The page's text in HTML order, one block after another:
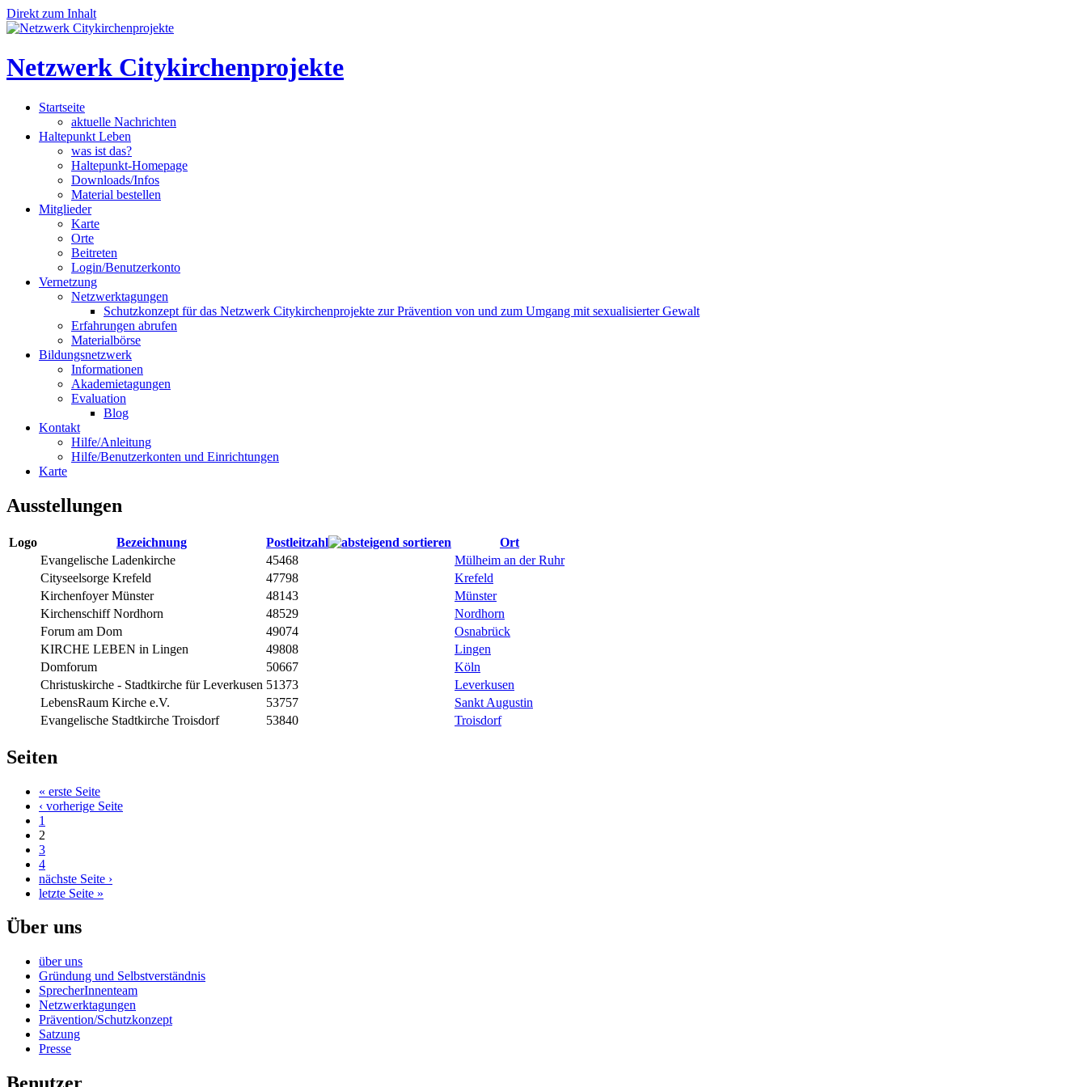
Direkt zum Inhalt
Netzwerk Citykirchenprojekte
Startseite
aktuelle Nachrichten
Haltepunkt Leben
was ist das?
Haltepunkt-Homepage
Downloads/Infos
Material bestellen
Mitglieder
Karte
Orte
Beitreten
Login/Benutzerkonto
Vernetzung
Netzwerktagungen
Schutzkonzept für das Netzwerk Citykirchenprojekte zur Prävention von und zum Umgang mit sexualisierter Gewalt
Erfahrungen abrufen
Materialbörse
Bildungsnetzwerk
Informationen
Akademietagungen
Evaluation
Blog
Kontakt
Hilfe/Anleitung
Hilfe/Benutzerkonten und Einrichtungen
Karte
Ausstellungen
Logo Bezeichnung Postleitzahl
Ort
Evangelische Ladenkirche
45468
Mülheim an der Ruhr
Cityseelsorge Krefeld
47798
Krefeld
Kirchenfoyer Münster
48143
Münster
Kirchenschiff Nordhorn
48529
Nordhorn
Forum am Dom
49074
Osnabrück
KIRCHE LEBEN in Lingen
49808
Lingen
Domforum
50667
Köln
Christuskirche - Stadtkirche für Leverkusen 51373
Leverkusen
LebensRaum Kirche e.V.
53757
Sankt Augustin
Evangelische Stadtkirche Troisdorf
53840 Troisdorf
Seiten
« erste Seite
‹ vorherige Seite
1
2
3
4
nächste Seite ›
letzte Seite »
Über uns
über uns
Gründung und Selbstverständnis
SprecherInnenteam
Netzwerktagungen
Prävention/Schutzkonzept
Satzung
Presse